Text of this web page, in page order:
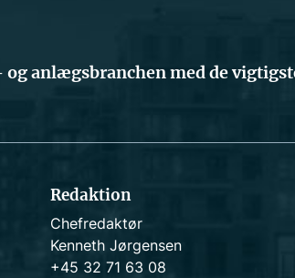
og anlægsbranchen med de
Redaktion
Chefredaktør
Kenneth Jørgensen
+45 32 71 63 08